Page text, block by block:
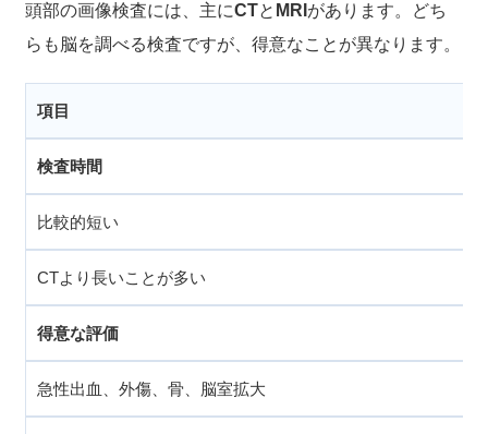
頭部の画像検査には、主にCTと MRI があります。どち
らも脳を調べる検査ですが、得意なことが異なります。
項目
検査時間
比較的短い
CTより長いことが多い
得意な評価
急性出血、外傷、骨、脳室拡大